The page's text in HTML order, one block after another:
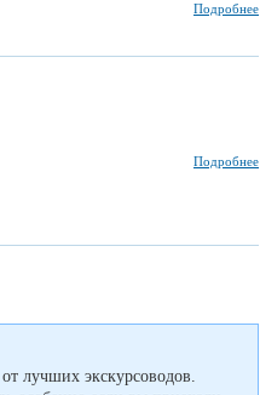
Подробнее
Подробнее
лучших экскурсоводов.